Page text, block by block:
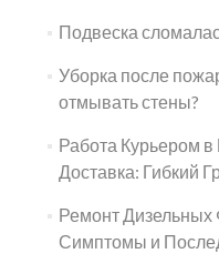
Подвеска
Уборка после
отмывать стены?
Работа Курьером
Доставка: Гибкий
Ремонт
Симптомы и